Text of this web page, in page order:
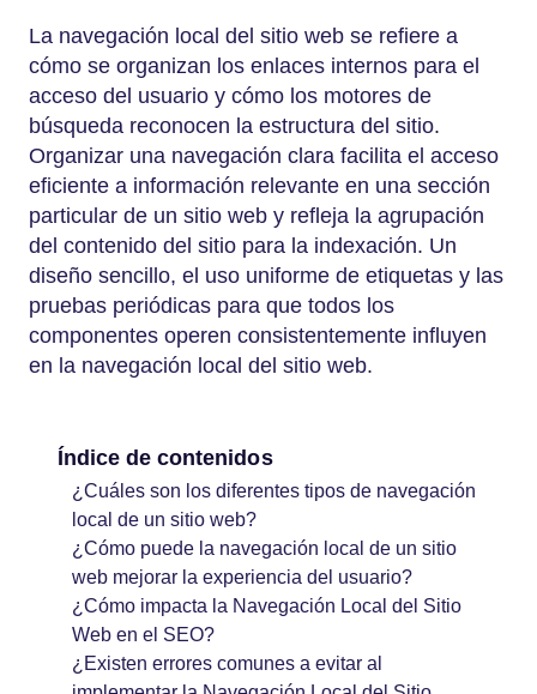
La navegación local del sitio web se refiere a
cómo se organizan los enlaces internos para el
acceso del usuario y cómo los motores de
búsqueda reconocen la estructura del sitio.
Organizar una navegación clara facilita el acceso
eficiente a información relevante en una sección
particular de un sitio web y refleja la agrupación
del contenido del sitio para la indexación. Un
diseño sencillo, el uso uniforme de etiquetas y las
pruebas periódicas para que todos los
componentes operen consistentemente influyen
en la navegación local del sitio web.
Índice de contenidos
¿Cuáles son los diferentes tipos de navegación
local de un sitio web?
¿Cómo puede la navegación local de un sitio
web mejorar la experiencia del usuario?
¿Cómo impacta la Navegación Local del Sitio
Web en el SEO?
¿Existen errores comunes a evitar al